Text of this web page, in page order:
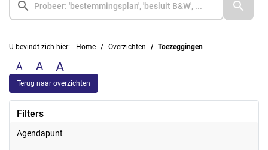
U bevindt zich hier: Home Overzichten Toezeggingen
A A A
Terug naar overzichten
Filters
Agendapunt